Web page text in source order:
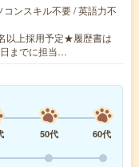
ンスキル不要 / 英語力不
以上採用予定★履歴書は
までに担当…
50代
60代